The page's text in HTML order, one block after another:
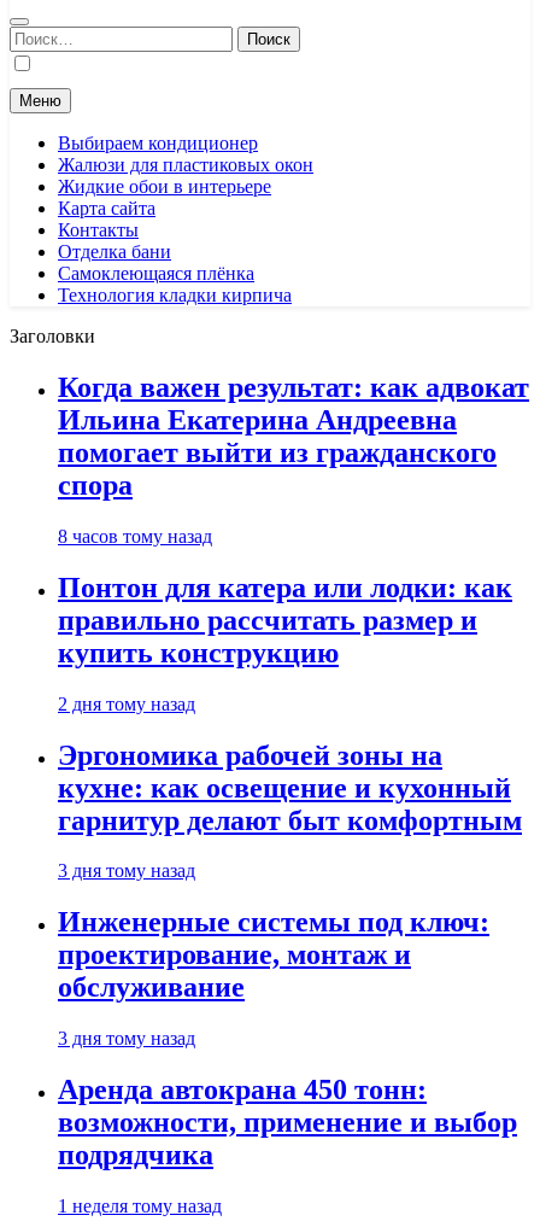
Найти:
Меню
Выбираем кондиционер
Жалюзи для пластиковых окон
Жидкие обои в интерьере
Карта сайта
Контакты
Отделка бани
Самоклеющаяся плёнка
Технология кладки кирпича
Заголовки
Когда важен результат: как адвокат
Ильина Екатерина Андреевна
помогает выйти из гражданского
спора
8 часов тому назад
Понтон для катера или лодки: как
правильно рассчитать размер и
купить конструкцию
2 дня тому назад
Эргономика рабочей зоны на
кухне: как освещение и кухонный
гарнитур делают быт комфортным
3 дня тому назад
Инженерные системы под ключ:
проектирование, монтаж и
обслуживание
3 дня тому назад
Аренда автокрана 450 тонн:
возможности, применение и выбор
подрядчика
1 неделя тому назад